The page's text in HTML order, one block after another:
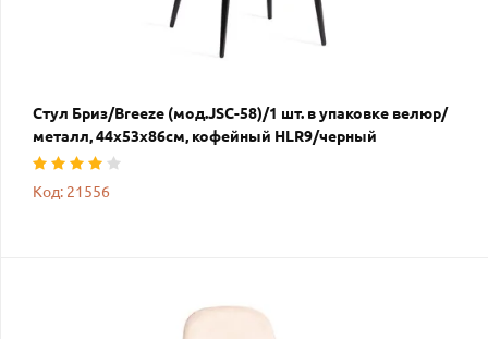
Стул Бриз/Breeze (мод.JSC-58)/1 шт. в упаковке велюр/
металл, 44х53х86см, кофейный HLR9/черный
Код: 21556